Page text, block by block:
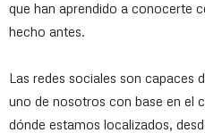
que han aprendido a conocerte
hecho antes.
Las redes sociales son capaces
uno de nosotros con base en el
dónde estamos localizados,